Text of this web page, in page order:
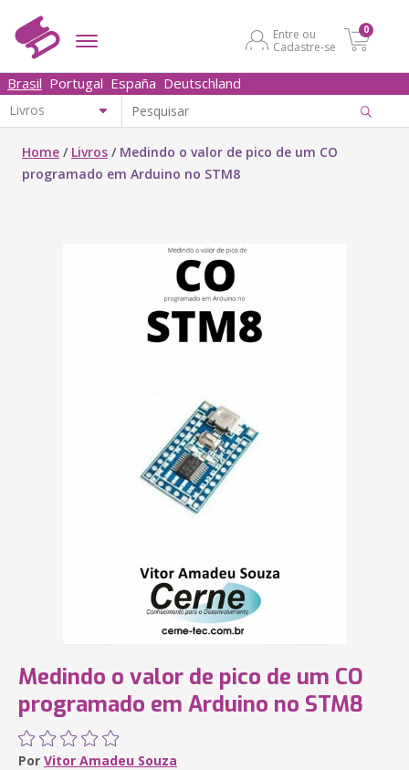
Entre ou
Cadastre-se
0
Brasil Portugal España Deutschland
Home / Livros / Medindo o valor de pico de um CO
programado em Arduino no STM8
Medindo o valor de pico de um CO
programado em Arduino no STM8
Por Vitor Amadeu Souza